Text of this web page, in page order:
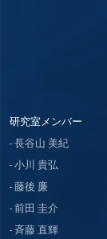
研究室メンバー
長谷山 美紀
小川 貴弘
藤後 廉
前田 圭介
斉藤 直輝